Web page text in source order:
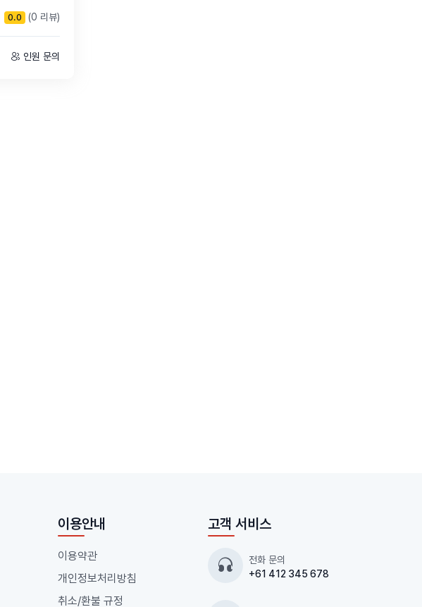
0.0 (0 리뷰)
인원 문의
이용안내
이용약관
개인정보처리방침
취소/환불 규정
고객 서비스
전화 문의
+61 412 345 678